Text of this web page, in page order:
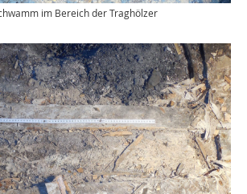
im Bereich der Traghölzer